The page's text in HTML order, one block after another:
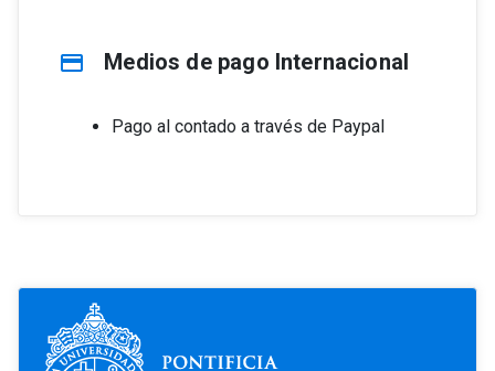
credit_card Medios de pago Internacional
Pago al contado a través de Paypal